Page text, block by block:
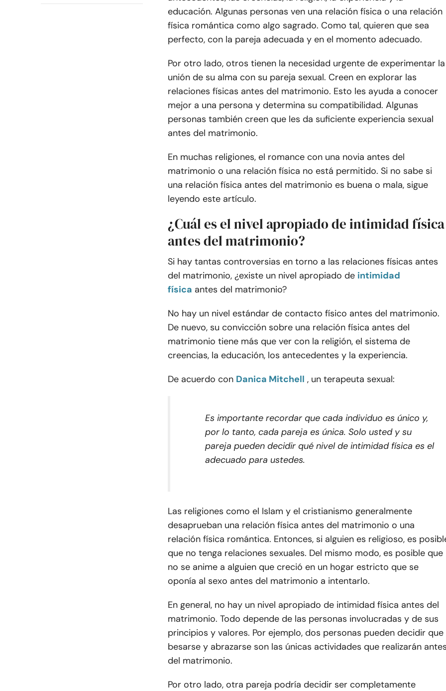
educación. Algunas personas ven una relación física o una relación
física romántica como algo sagrado. Como tal, quieren que sea
perfecto, con la pareja adecuada y en el momento adecuado.
Por otro lado, otros tienen la necesidad urgente de experimentar la
unión de su alma con su pareja sexual. Creen en explorar las
relaciones físicas antes del matrimonio. Esto les ayuda a conocer
mejor a una persona y determina su compatibilidad. Algunas
personas también creen que les da suficiente experiencia sexual
antes del matrimonio.
En muchas religiones, el romance con una novia antes del
matrimonio o una relación física no está permitido. Si no sabe si
una relación física antes del matrimonio es buena o mala, sigue
leyendo este artículo.
¿Cuál es el nivel apropiado de intimidad física
antes del matrimonio?
Si hay tantas controversias en torno a las relaciones físicas antes
del matrimonio, ¿existe un nivel apropiado de intimidad
física antes del matrimonio?
No hay un nivel estándar de contacto físico antes del matrimonio.
De nuevo, su convicción sobre una relación física antes del
matrimonio tiene más que ver con la religión, el sistema de
creencias, la educación, los antecedentes y la experiencia.
De acuerdo con Danica Mitchell , un terapeuta sexual:
Es importante recordar que cada individuo es único y,
por lo tanto, cada pareja es única. Solo usted y su
pareja pueden decidir qué nivel de intimidad física es el
adecuado para ustedes.
Las religiones como el Islam y el cristianismo generalmente
desaprueban una relación física antes del matrimonio o una
relación física romántica. Entonces, si alguien es religioso, es
que no tenga relaciones sexuales. Del mismo modo, es posible que
no se anime a alguien que creció en un hogar estricto que se
oponía al sexo antes del matrimonio a intentarlo.
En general, no hay un nivel apropiado de intimidad física antes del
matrimonio. Todo depende de las personas involucradas y de sus
principios y valores. Por ejemplo, dos personas pueden decidir que
besarse y abrazarse son las únicas actividades que realizarán
del matrimonio.
Por otro lado, otra pareja podría decidir ser completamente